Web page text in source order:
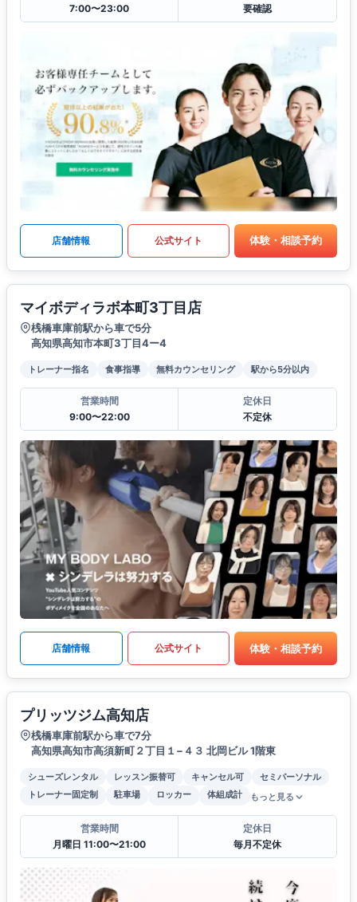
7:00〜23:00
要確認
店舗情報 公式サイト 体験・相談予約
マイボディラボ本町3丁目店
桟橋車庫前駅から車で5分
高知県高知市本町3丁目4ー4
トレーナー指名 食事指導 無料カウンセリング 駅から5分以内
営業時間
9:00〜22:00
定休日
不定休
店舗情報 公式サイト 体験・相談予約
プリッツジム高知店
桟橋車庫前駅から車で7分
高知県高知市高須新町２丁目１−４３ 北岡ビル 1階東
シューズレンタル レッスン振替可 キャンセル可
セミパーソナル
トレーナー固定制
駐車場 ロッカー 体組成計 もっと見る
営業時間
月曜日 11:00〜21:00
定休日
毎月不定休